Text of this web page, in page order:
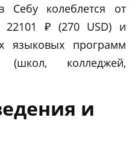
Себу колеблется от
22101 ₽ (270 USD) и
языковых программ
(школ, колледжей,
и